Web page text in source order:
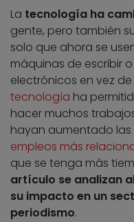
La tecnología ha
gente, pero también
solo que ahora se
máquinas de escribir
electrónicos en vez de
tecnología ha
hacer muchos
hayan aumentado
empleos más
que se tenga más
artículo se analizan
su impacto en un
periodismo.